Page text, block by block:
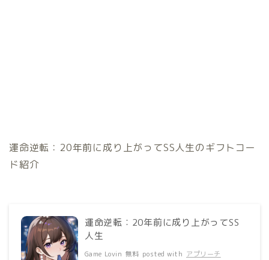
運命逆転：20年前に成り上がってSS人生のギフトコー
ド紹介
運命逆転：20年前に成り上がってSS
人生
Game Lovin 無料 posted with アプリーチ